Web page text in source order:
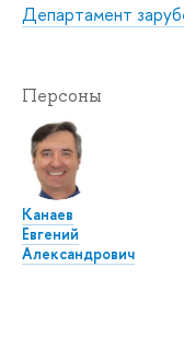
Департамент
Персоны
Канаев
Евгений
Александрович